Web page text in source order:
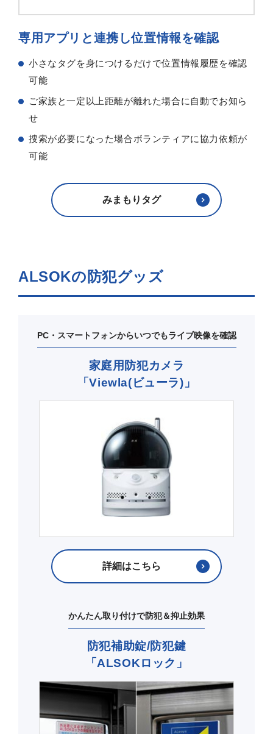
専用アプリと連携し位置情報を確認
小さなタグを身につけるだけで位置情報履歴を確認
可能
ご家族と一定以上距離が離れた場合に自動でお知ら
せ
捜索が必要になった場合ボランティアに協力依頼が
可能
みまもりタグ
ALSOKの防犯グッズ
PC・スマートフォンからいつでもライブ映像を確認
家庭用防犯カメラ
「Viewla(ビューラ)」
詳細はこちら
かんたん取り付けで防犯＆抑止効果
防犯補助錠/防犯鍵
「ALSOKロック」